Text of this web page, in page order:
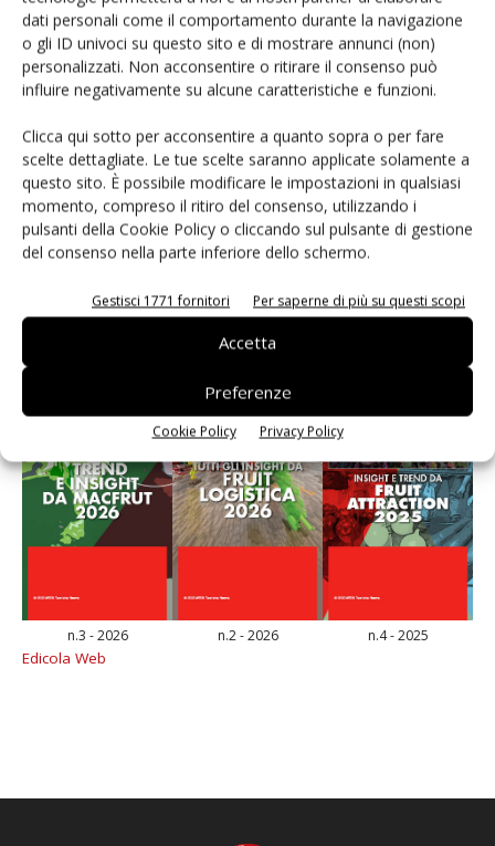
dati personali come il comportamento durante la navigazione
o gli ID univoci su questo sito e di mostrare annunci (non)
personalizzati. Non acconsentire o ritirare il consenso può
influire negativamente su alcune caratteristiche e funzioni.
Clicca qui sotto per acconsentire a quanto sopra o per fare
scelte dettagliate. Le tue scelte saranno applicate solamente a
questo sito. È possibile modificare le impostazioni in qualsiasi
momento, compreso il ritiro del consenso, utilizzando i
pulsanti della Cookie Policy o cliccando sul pulsante di gestione
del consenso nella parte inferiore dello schermo.
Gestisci 1771 fornitori Per saperne di più su questi scopi
Accetta
Preferenze
Cookie Policy Privacy Policy
Andamento prezzi ortofrutta in Italia al 27 luglio
2026
Leonardo Odorizzi: “Dobbiamo creare stupore nel
punto di vendita” #vocidellortofrutta
n.3 - 2026 n.2 - 2026 n.4 - 2025
Edicola Web